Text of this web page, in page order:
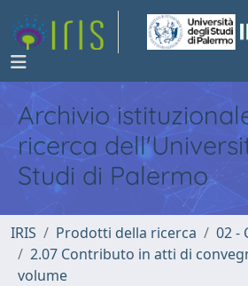
Archivio
ricerca
Studi di Palermo
IRIS Prodotti della ricerca
02 -
2.07 Contributo in atti di
volume